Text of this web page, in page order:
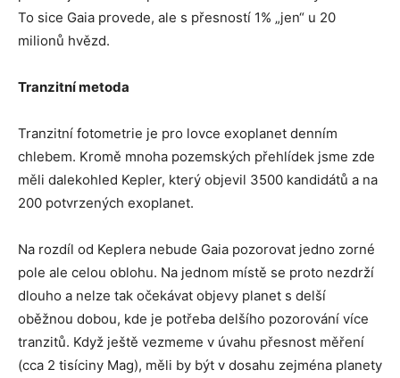
To sice Gaia provede, ale s přesností 1% „jen“ u 20
milionů hvězd.
Tranzitní metoda
Tranzitní fotometrie je pro lovce exoplanet denním
chlebem. Kromě mnoha pozemských přehlídek jsme zde
měli dalekohled Kepler, který objevil 3500 kandidátů a na
200 potvrzených exoplanet.
Na rozdíl od Keplera nebude Gaia pozorovat jedno zorné
pole ale celou oblohu. Na jednom místě se proto nezdrží
dlouho a nelze tak očekávat objevy planet s delší
oběžnou dobou, kde je potřeba delšího pozorování více
tranzitů. Když ještě vezmeme v úvahu přesnost měření
(cca 2 tisíciny Mag), měli by být v dosahu zejména planety